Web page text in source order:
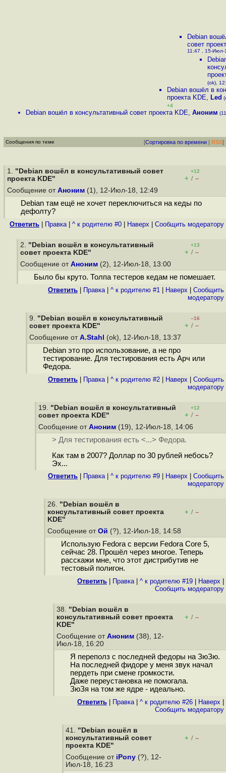
Debian
cовет
11:47 , 15-Июл-
(ok),
Debian вошёл в
проекта KDE, Led
+4
Debian вошёл в консультативный cовет проекта KDE, Аноним
Сообщения по теме [Сортировка по времени | RSS]
1. "Debian вошёл в консультативный cовет
проекта KDE"
+12
+ / –
Сообщение от Аноним (1), 12-Июл-18, 12:49
Debian там ещё не хочет переключиться на кеды по
дефолту?
Ответить Правка| ^ к родителю #0 Наверх Cообщить модератору
2. "Debian вошёл в консультативный
cовет проекта KDE"
+13
+ / –
Сообщение от Аноним (2), 12-Июл-18, 13:00
Было бы круто. Толпа тестеров кедам не помешает.
Ответить Правка| ^ к родителю #1 Наверх
Cообщить
модератору
9. "Debian вошёл в консультативный
cовет проекта KDE"
–16
+ / –
Сообщение от A.Stahl (ok), 12-Июл-18, 13:37
Debian это про использование, а не про
тестирование. Для тестирования есть Арч или
Федора.
Ответить Правка| ^ к родителю #2 Наверх
Cообщить
модератору
19. "Debian вошёл в консультативный
cовет проекта KDE"
+12
+ / –
Сообщение от Аноним (19), 12-Июл-18, 14:06
> Для тестирования есть <...> Федора.
Как там в 2007? Доллар по 30 рублей небось?
Эх...
Ответить Правка| ^ к родителю #9 Наверх
Cообщить
модератору
26. "Debian вошёл в
консультативный cовет проекта
KDE"
+ / –
Сообщение от Ой (?), 12-Июл-18, 14:58
Использую Fedora с версии Fedora Core 5,
сейчас 28. Прошёл через многое. Теперь
расскажи мне, что этот дистрибутив не
тестовый полигон.
Ответить Правка| ^ к родителю #19 Наверх
Cообщить модератору
38. "Debian вошёл в
консультативный cовет проекта
KDE"
+ / –
Сообщение от Аноним (38), 12-
Июл-18, 16:20
Я переполз с последней федоры на ЗюЗю.
На последней фидоре у меня звук начал
пердеть при смене громкости.
Даже переустановка не помогала.
ЗюЗя на том же ядре - идеально.
Ответить Правка| ^ к родителю #26 Наверх
Cообщить модератору
41. "Debian вошёл в
консультативный cовет
проекта KDE"
+ / –
Сообщение от iPony (?), 12-
Июл-18, 16:23